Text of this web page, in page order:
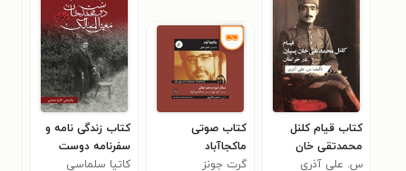
کتاب قیام کلنل
محمدتقی خان
پسیان در خراسان
س. علی آذری
کتاب صوتی
ماکجاآباد
گرت جونز
کتاب زندگی نامه و
سفرنامه دوست
محمدخان
کاتیا سلماسی